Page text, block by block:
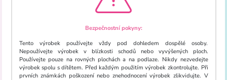
Bezpečnostní pokyny:
Tento výrobek používejte vždy pod dohledem dospělé osoby.
Nepoužívejte výrobek v blízkosti schodů nebo vyvýšených ploch.
Používejte pouze na rovných plochách a na podlaze. Nikdy nezvedejte
výrobek spolu s dítětem. Před každým použitím výrobek zkontrolujte. Při
prvních známkách poškození nebo znehodnocení výrobek zlikvidujte. V